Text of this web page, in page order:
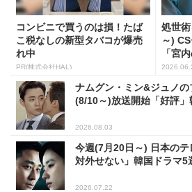
コンビニで買うのは損！たば
こ税なしの新型タバコが爆売
れ中
PR(株式会社HAL)
処世
～)
「宮
ナムグン・ミン&ジュノの
(8/10～)放送開始「好評」
2026.08.03
今週(7月20日～) 日本の
対外せない」韓国ドラマ5
2026.07.22